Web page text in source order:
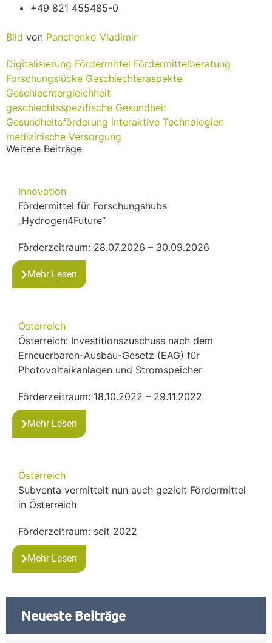
+49 821 455485-0
Bild von Panchenko Vladimir
Digitalisierung Fördermittel Fördermittelberatung
Forschungslücke Geschlechteraspekte
Geschlechtergleichheit
geschlechtsspezifische Gesundheit
Gesundheitsförderung interaktive Technologien
medizinische Versorgung
Weitere Beiträge
Innovation
Fördermittel für Forschungshubs
„Hydrogen4Future“
Förderzeitraum: 28.07.2026 – 30.09.2026
Mehr Lesen
Österreich
Österreich: Investitionszuschuss nach dem
Erneuerbaren-Ausbau-Gesetz (EAG) für
Photovoltaikanlagen und Stromspeicher
Förderzeitraum: 18.10.2022 – 29.11.2022
Mehr Lesen
Österreich
Subventa vermittelt nun auch gezielt Fördermittel
in Österreich
Förderzeitraum: seit 2022
Mehr Lesen
Neueste Beiträge